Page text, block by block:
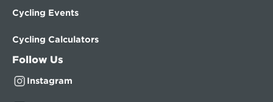
Cycling Events
Cycling Calculators
Follow Us
Instagram